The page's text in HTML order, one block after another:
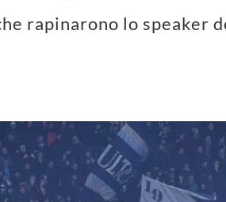
rapinarono lo speaker